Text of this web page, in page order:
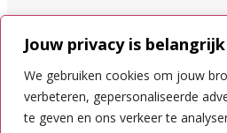
Jouw privacy is belangrijk
We gebruiken cookies om jouw
verbeteren, gepersonaliseerde
te geven en ons verkeer te
DISCLAIMER
COOKIES